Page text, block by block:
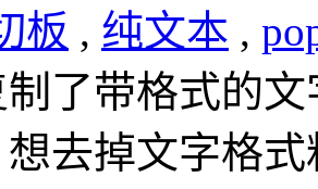
板 , 纯文本 ,
了带格式的
去掉文字格